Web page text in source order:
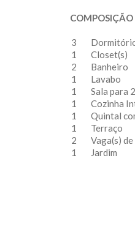
COMPOSIÇÃO
3
1
Closet(s)
2
Banheiro
1
Lavabo
1
Sala para
1
Cozinha
1
Quintal
1
Terraço
2
Vaga(s)
1
Jardim